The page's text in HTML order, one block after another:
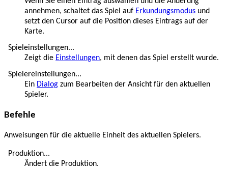
annehmen, schaltet das Spiel auf Erkundungsmodus und
setzt den Cursor auf die Position dieses Eintrags auf der
Karte.
Spieleinstellungen...
Zeigt die Einstellungen, mit denen das Spiel erstellt wurde.
Spielereinstellungen...
Ein Dialog zum Bearbeiten der Ansicht für den aktuellen
Spieler.
Befehle
Anweisungen für die aktuelle Einheit des aktuellen Spielers.
Produktion...
Ändert die Produktion.